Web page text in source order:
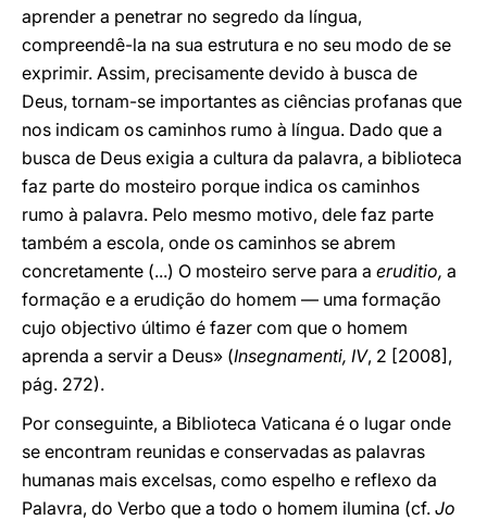
aprender a penetrar no segredo da língua,
compreendê-la na sua estrutura e no seu modo de se
exprimir. Assim, precisamente devido à busca de
Deus, tornam-se importantes as ciências profanas que
nos indicam os caminhos rumo à língua. Dado que a
busca de Deus exigia a cultura da palavra, a biblioteca
faz parte do mosteiro porque indica os caminhos
rumo à palavra. Pelo mesmo motivo, dele faz parte
também a escola, onde os caminhos se abrem
concretamente (...) O mosteiro serve para a eruditio, a
formação e a erudição do homem — uma formação
cujo objectivo último é fazer com que o homem
aprenda a servir a Deus» (Insegnamenti, IV, 2 [2008],
pág. 272).
Por conseguinte, a Biblioteca Vaticana é o lugar onde
se encontram reunidas e conservadas as palavras
humanas mais excelsas, como espelho e reflexo da
Palavra, do Verbo que a todo o homem ilumina (cf. Jo